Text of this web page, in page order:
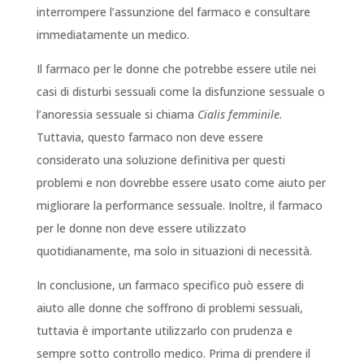
interrompere l’assunzione del farmaco e consultare
immediatamente un medico.
Il farmaco per le donne che potrebbe essere utile nei
casi di disturbi sessuali come la disfunzione sessuale o
l’anoressia sessuale si chiama Cialis femminile.
Tuttavia, questo farmaco non deve essere
considerato una soluzione definitiva per questi
problemi e non dovrebbe essere usato come aiuto per
migliorare la performance sessuale. Inoltre, il farmaco
per le donne non deve essere utilizzato
quotidianamente, ma solo in situazioni di necessità.
In conclusione, un farmaco specifico può essere di
aiuto alle donne che soffrono di problemi sessuali,
tuttavia è importante utilizzarlo con prudenza e
sempre sotto controllo medico. Prima di prendere il